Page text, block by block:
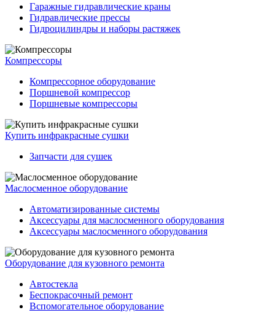
Гаражные гидравлические краны
Гидравлические прессы
Гидроцилиндры и наборы растяжек
Компрессоры
Компрессорное оборудование
Поршневой компрессор
Поршневые компрессоры
Купить инфракрасные сушки
Запчасти для сушек
Маслосменное оборудование
Автоматизированные системы
Аксессуары для маслосменного оборудования
Аксессуары маслосменного оборудования
Оборудование для кузовного ремонта
Автостекла
Беспокрасочный ремонт
Вспомогательное оборудование